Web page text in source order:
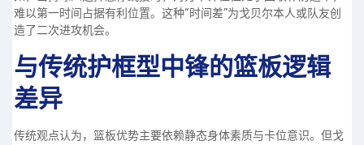
难以第一时间占据有利位置。这种“时间差”为戈贝尔本人或队友创
造了二次进攻机会。
与传统护框型中锋的篮板逻辑
差异
传统观点认为，篮板优势主要依赖静态身体素质与卡位意识。但戈